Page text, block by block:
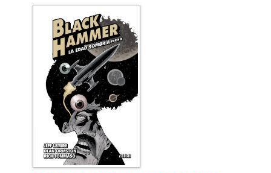
de la bruja más estrambótica de 'Black Hammer'.
Además, una magnífica selección de artistas invitados
ilustra una extraña aventura del Coronel Weird en la
granja que formó parte de la edición "Giant Sized
Annual" ("Almanaque gigante") de 'Black Hammer'. Este
volumen es una oportunidad única de acceder a las
historias cortas que Jeff Lemire ha ido escribiendo y
que por fin se reúnen en un único tomo. 'Black Hammer.
Calles de Spiral' contiene "Giant Sized Annual"
("Almanaque gigante"), "Black Hammer. Cthu-Louise",
"La enciclopedia del universo de Black Hammer"; y
"Horrores del porvenir", del Día del Cómic Gratis de
2019 en Norteamérica.